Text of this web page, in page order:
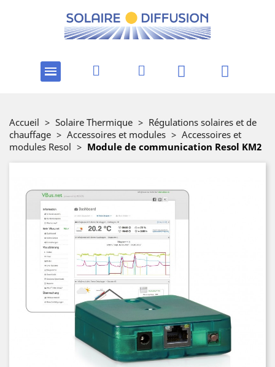
Accueil > Solaire Thermique > Régulations solaires et de
chauffage > Accessoires et modules > Accessoires et
modules Resol > Module de communication Resol KM2